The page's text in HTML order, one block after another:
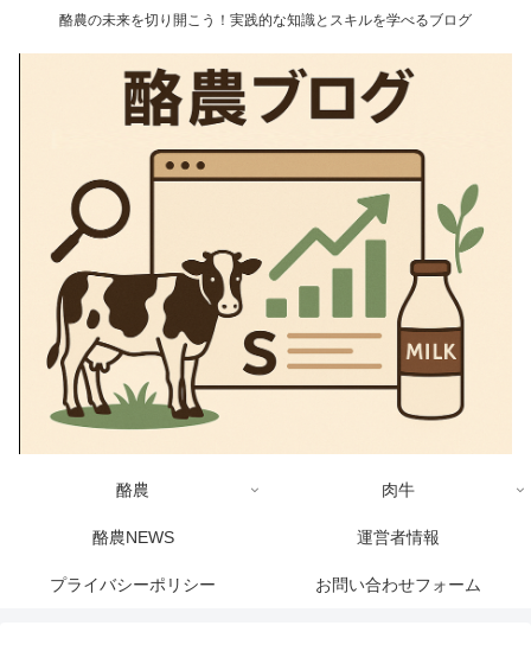
酪農の未来を切り開こう！実践的な知識とスキルを学べるブログ
酪農 肉牛
酪農NEWS 運営者情報
プライバシーポリシー お問い合わせフォーム